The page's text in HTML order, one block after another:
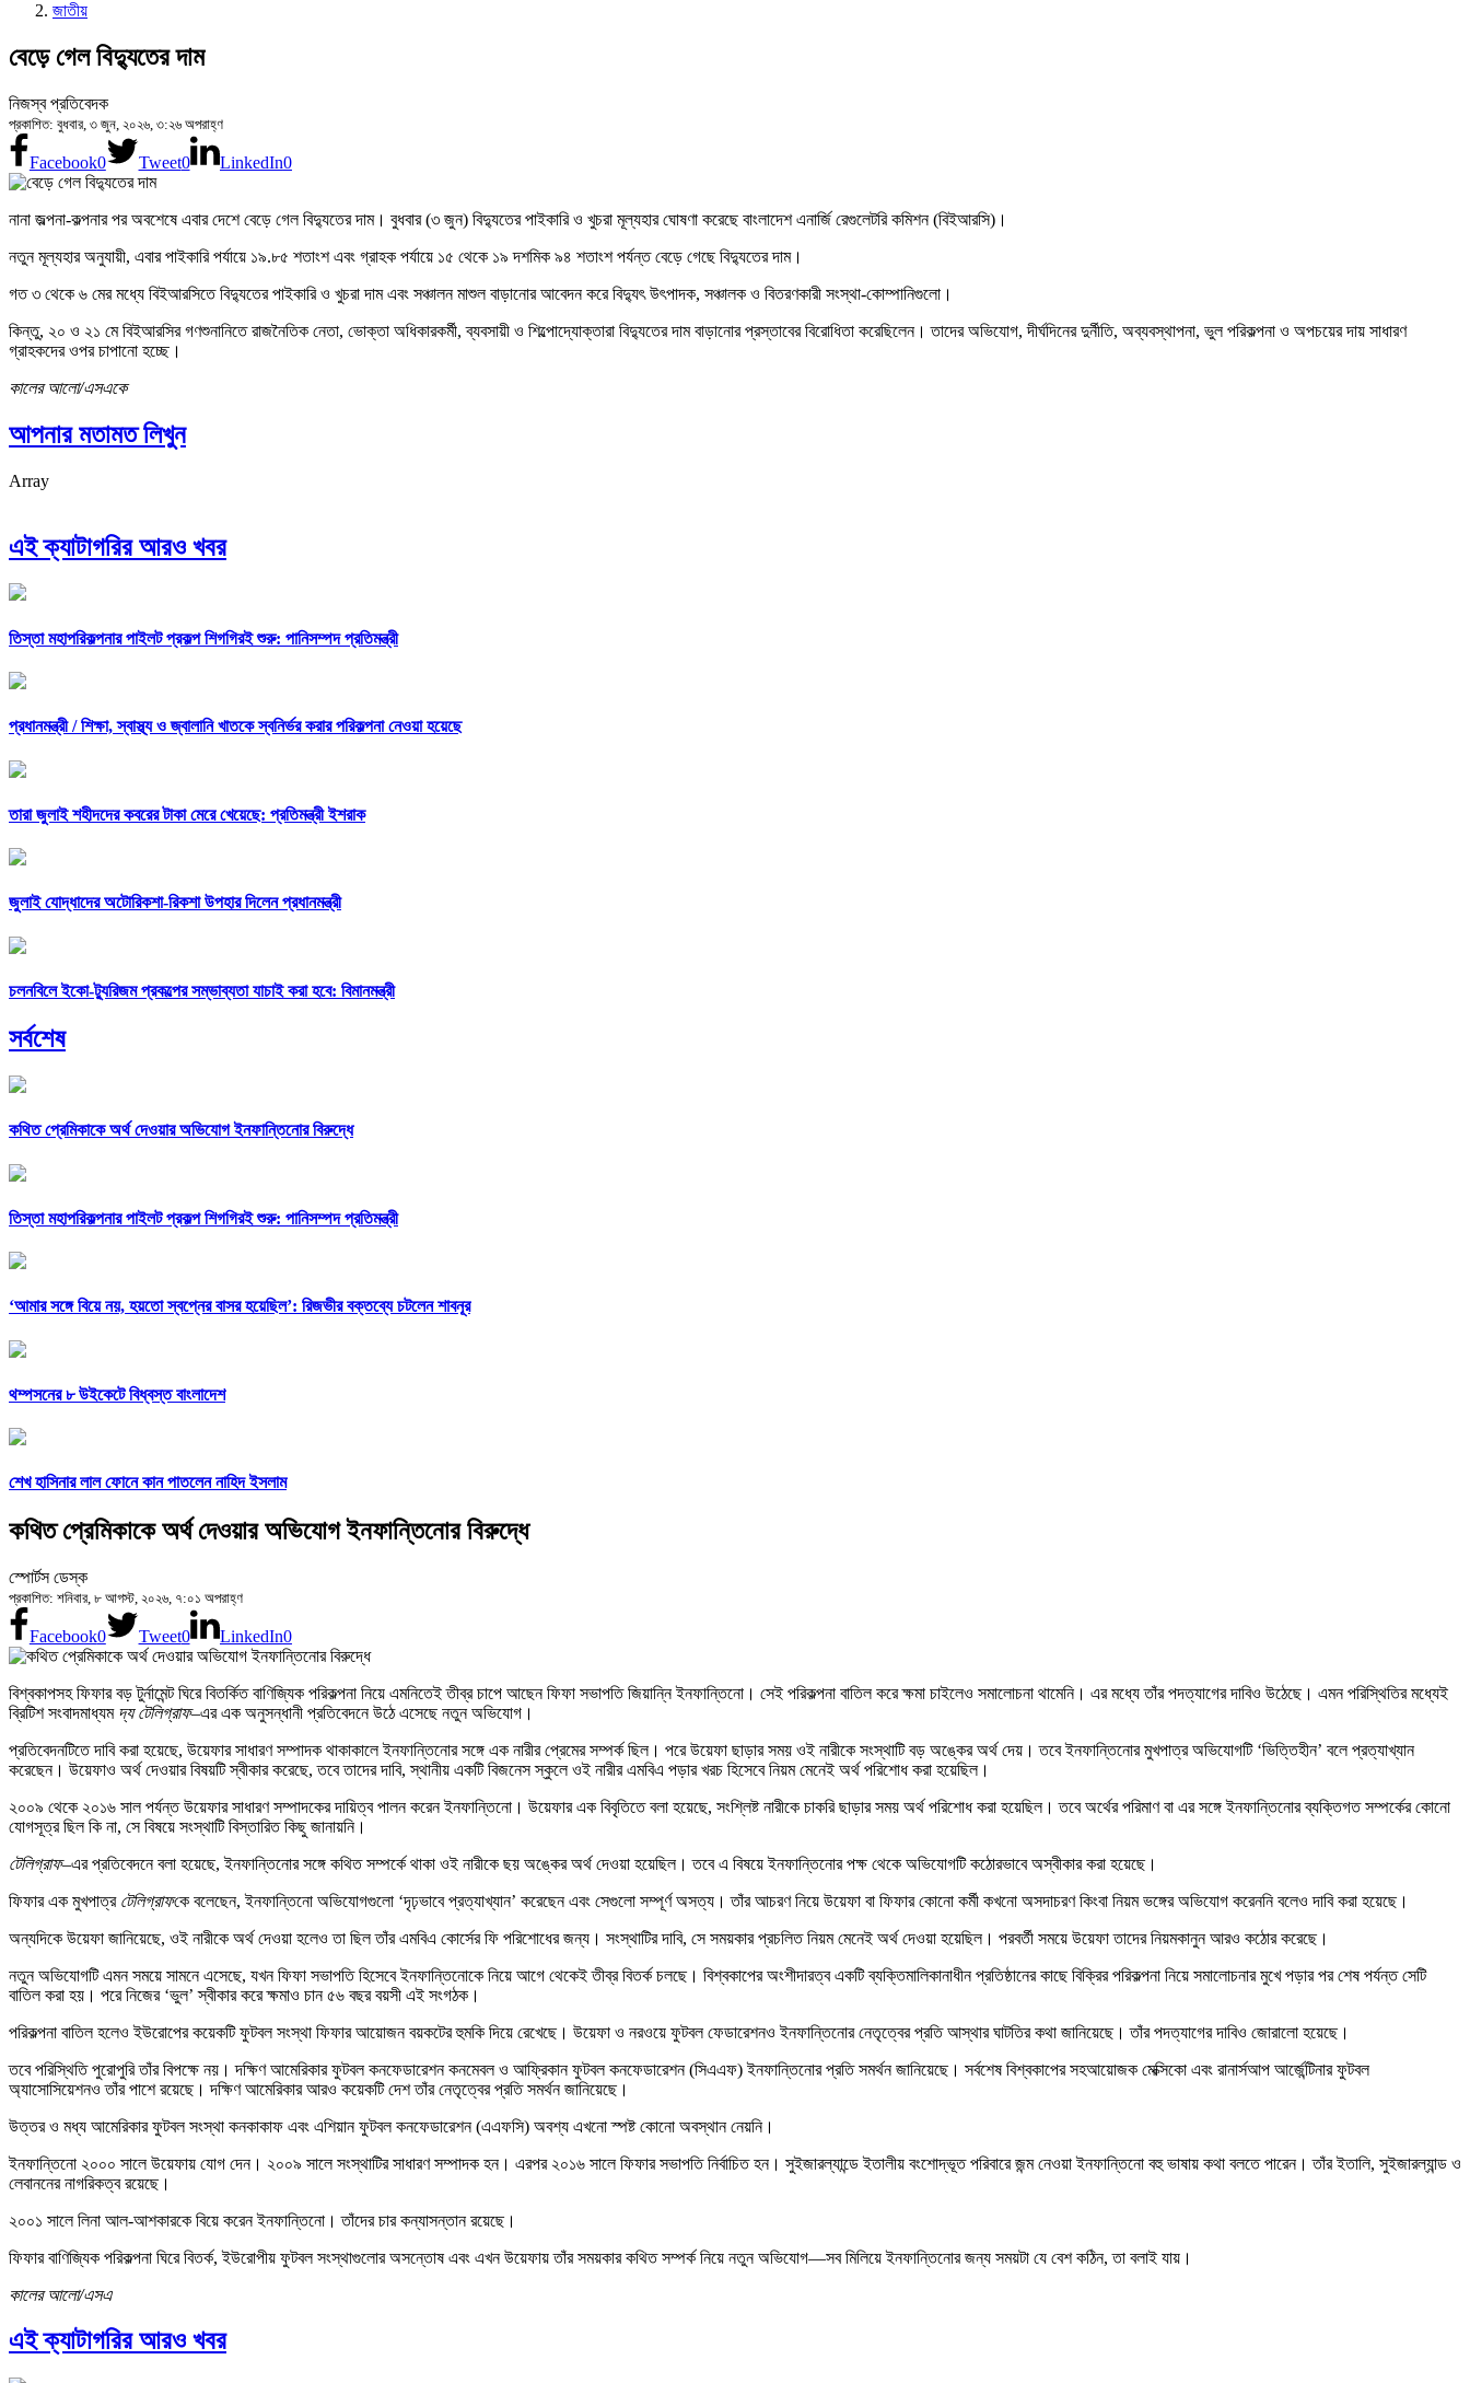
জাতীয়
বেড়ে গেল বিদ্যুতের দাম
নিজস্ব প্রতিবেদক
প্রকাশিত: বুধবার, ৩ জুন, ২০২৬, ৩:২৬ অপরাহ্ণ
Facebook0 Tweet0 LinkedIn0
নানা জল্পনা-কল্পনার পর অবশেষে এবার দেশে বেড়ে গেল বিদ্যুতের দাম। বুধবার (৩ জুন) বিদ্যুতের পাইকারি ও খুচরা মূল্যহার ঘোষণা করেছে বাংলাদেশ এনার্জি রেগুলেটরি কমিশন (বিইআরসি)।
নতুন মূল্যহার অনুযায়ী, এবার পাইকারি পর্যায়ে ১৯.৮৫ শতাংশ এবং গ্রাহক পর্যায়ে ১৫ থেকে ১৯ দশমিক ৯৪ শতাংশ পর্যন্ত বেড়ে গেছে বিদ্যুতের দাম।
গত ৩ থেকে ৬ মের মধ্যে বিইআরসিতে বিদ্যুতের পাইকারি ও খুচরা দাম এবং সঞ্চালন মাশুল বাড়ানোর আবেদন করে বিদ্যুৎ উৎপাদক, সঞ্চালক ও বিতরণকারী সংস্থা-কোম্পানিগুলো।
কিন্তু, ২০ ও ২১ মে বিইআরসির গণশুনানিতে রাজনৈতিক নেতা, ভোক্তা অধিকারকর্মী, ব্যবসায়ী ও শিল্পোদ্যোক্তারা বিদ্যুতের দাম বাড়ানোর প্রস্তাবের বিরোধিতা করেছিলেন। তাদের অভিযোগ, দীর্ঘদিনের দুর্নীতি, অব্যবস্থাপনা, ভুল পরিকল্পনা ও অপচয়ের দায় সাধারণ
গ্রাহকদের ওপর চাপানো হচ্ছে।
কালের আলো/এসএকে
আপনার মতামত লিখুন
Array
এই ক্যাটাগরির আরও খবর
তিস্তা মহাপরিকল্পনার পাইলট প্রকল্প শিগগিরই শুরু: পানিসম্পদ প্রতিমন্ত্রী
প্রধানমন্ত্রী /শিক্ষা, স্বাস্থ্য ও জ্বালানি খাতকে স্বনির্ভর করার পরিকল্পনা নেওয়া হয়েছে
তারা জুলাই শহীদদের কবরের টাকা মেরে খেয়েছে: প্রতিমন্ত্রী ইশরাক
জুলাই যোদ্ধাদের অটোরিকশা-রিকশা উপহার দিলেন প্রধানমন্ত্রী
চলনবিলে ইকো-ট্যুরিজম প্রকল্পের সম্ভাব্যতা যাচাই করা হবে: বিমানমন্ত্রী
সর্বশেষ
কথিত প্রেমিকাকে অর্থ দেওয়ার অভিযোগ ইনফান্তিনোর বিরুদ্ধে
তিস্তা মহাপরিকল্পনার পাইলট প্রকল্প শিগগিরই শুরু: পানিসম্পদ প্রতিমন্ত্রী
‘আমার সঙ্গে বিয়ে নয়, হয়তো স্বপ্নের বাসর হয়েছিল’: রিজভীর বক্তব্যে চটলেন শাবনূর
থম্পসনের ৮ উইকেটে বিধ্বস্ত বাংলাদেশ
শেখ হাসিনার লাল ফোনে কান পাতলেন নাহিদ ইসলাম
কথিত প্রেমিকাকে অর্থ দেওয়ার অভিযোগ ইনফান্তিনোর বিরুদ্ধে
স্পোর্টস ডেস্ক
প্রকাশিত: শনিবার, ৮ আগস্ট, ২০২৬, ৭:০১ অপরাহ্ণ
Facebook0 Tweet0 LinkedIn0
বিশ্বকাপসহ ফিফার বড় টুর্নামেন্ট ঘিরে বিতর্কিত বাণিজ্যিক পরিকল্পনা নিয়ে এমনিতেই তীব্র চাপে আছেন ফিফা সভাপতি জিয়ান্নি ইনফান্তিনো। সেই পরিকল্পনা বাতিল করে ক্ষমা চাইলেও সমালোচনা থামেনি। এর মধ্যে তাঁর পদত্যাগের দাবিও উঠেছে। এমন পরিস্থিতির মধ্যেই
ব্রিটিশ সংবাদমাধ্যম দ্য টেলিগ্রাফ–এর এক অনুসন্ধানী প্রতিবেদনে উঠে এসেছে নতুন অভিযোগ।
প্রতিবেদনটিতে দাবি করা হয়েছে, উয়েফার সাধারণ সম্পাদক থাকাকালে ইনফান্তিনোর সঙ্গে এক নারীর প্রেমের সম্পর্ক ছিল। পরে উয়েফা ছাড়ার সময় ওই নারীকে সংস্থাটি বড় অঙ্কের অর্থ দেয়। তবে ইনফান্তিনোর মুখপাত্র অভিযোগটি ‘ভিত্তিহীন’ বলে প্রত্যাখ্যান
করেছেন। উয়েফাও অর্থ দেওয়ার বিষয়টি স্বীকার করেছে, তবে তাদের দাবি, স্থানীয় একটি বিজনেস স্কুলে ওই নারীর এমবিএ পড়ার খরচ হিসেবে নিয়ম মেনেই অর্থ পরিশোধ করা হয়েছিল।
২০০৯ থেকে ২০১৬ সাল পর্যন্ত উয়েফার সাধারণ সম্পাদকের দায়িত্ব পালন করেন ইনফান্তিনো। উয়েফার এক বিবৃতিতে বলা হয়েছে, সংশ্লিষ্ট নারীকে চাকরি ছাড়ার সময় অর্থ পরিশোধ করা হয়েছিল। তবে অর্থের পরিমাণ বা এর সঙ্গে ইনফান্তিনোর ব্যক্তিগত সম্পর্কের কোনো
যোগসূত্র ছিল কি না, সে বিষয়ে সংস্থাটি বিস্তারিত কিছু জানায়নি।
টেলিগ্রাফ–এর প্রতিবেদনে বলা হয়েছে, ইনফান্তিনোর সঙ্গে কথিত সম্পর্কে থাকা ওই নারীকে ছয় অঙ্কের অর্থ দেওয়া হয়েছিল। তবে এ বিষয়ে ইনফান্তিনোর পক্ষ থেকে অভিযোগটি কঠোরভাবে অস্বীকার করা হয়েছে।
ফিফার এক মুখপাত্র টেলিগ্রাফকে বলেছেন, ইনফান্তিনো অভিযোগগুলো ‘দৃঢ়ভাবে প্রত্যাখ্যান’ করেছেন এবং সেগুলো সম্পূর্ণ অসত্য। তাঁর আচরণ নিয়ে উয়েফা বা ফিফার কোনো কর্মী কখনো অসদাচরণ কিংবা নিয়ম ভঙ্গের অভিযোগ করেননি বলেও দাবি করা হয়েছে।
অন্যদিকে উয়েফা জানিয়েছে, ওই নারীকে অর্থ দেওয়া হলেও তা ছিল তাঁর এমবিএ কোর্সের ফি পরিশোধের জন্য। সংস্থাটির দাবি, সে সময়কার প্রচলিত নিয়ম মেনেই অর্থ দেওয়া হয়েছিল। পরবর্তী সময়ে উয়েফা তাদের নিয়মকানুন আরও কঠোর করেছে।
নতুন অভিযোগটি এমন সময়ে সামনে এসেছে, যখন ফিফা সভাপতি হিসেবে ইনফান্তিনোকে নিয়ে আগে থেকেই তীব্র বিতর্ক চলছে। বিশ্বকাপের অংশীদারত্ব একটি ব্যক্তিমালিকানাধীন প্রতিষ্ঠানের কাছে বিক্রির পরিকল্পনা নিয়ে সমালোচনার মুখে পড়ার পর শেষ পর্যন্ত সেটি
বাতিল করা হয়। পরে নিজের ‘ভুল’ স্বীকার করে ক্ষমাও চান ৫৬ বছর বয়সী এই সংগঠক।
পরিকল্পনা বাতিল হলেও ইউরোপের কয়েকটি ফুটবল সংস্থা ফিফার আয়োজন বয়কটের হুমকি দিয়ে রেখেছে। উয়েফা ও নরওয়ে ফুটবল ফেডারেশনও ইনফান্তিনোর নেতৃত্বের প্রতি আস্থার ঘাটতির কথা জানিয়েছে। তাঁর পদত্যাগের দাবিও জোরালো হয়েছে।
তবে পরিস্থিতি পুরোপুরি তাঁর বিপক্ষে নয়। দক্ষিণ আমেরিকার ফুটবল কনফেডারেশন কনমেবল ও আফ্রিকান ফুটবল কনফেডারেশন (সিএএফ) ইনফান্তিনোর প্রতি সমর্থন জানিয়েছে। সর্বশেষ বিশ্বকাপের সহআয়োজক মেক্সিকো এবং রানার্সআপ আর্জেন্টিনার ফুটবল
অ্যাসোসিয়েশনও তাঁর পাশে রয়েছে। দক্ষিণ আমেরিকার আরও কয়েকটি দেশ তাঁর নেতৃত্বের প্রতি সমর্থন জানিয়েছে।
উত্তর ও মধ্য আমেরিকার ফুটবল সংস্থা কনকাকাফ এবং এশিয়ান ফুটবল কনফেডারেশন (এএফসি) অবশ্য এখনো স্পষ্ট কোনো অবস্থান নেয়নি।
ইনফান্তিনো ২০০০ সালে উয়েফায় যোগ দেন। ২০০৯ সালে সংস্থাটির সাধারণ সম্পাদক হন। এরপর ২০১৬ সালে ফিফার সভাপতি নির্বাচিত হন। সুইজারল্যান্ডে ইতালীয় বংশোদ্ভূত পরিবারে জন্ম নেওয়া ইনফান্তিনো বহু ভাষায় কথা বলতে পারেন। তাঁর ইতালি, সুইজারল্যান্ড ও
লেবাননের নাগরিকত্ব রয়েছে।
২০০১ সালে লিনা আল-আশকারকে বিয়ে করেন ইনফান্তিনো। তাঁদের চার কন্যাসন্তান রয়েছে।
ফিফার বাণিজ্যিক পরিকল্পনা ঘিরে বিতর্ক, ইউরোপীয় ফুটবল সংস্থাগুলোর অসন্তোষ এবং এখন উয়েফায় তাঁর সময়কার কথিত সম্পর্ক নিয়ে নতুন অভিযোগ—সব মিলিয়ে ইনফান্তিনোর জন্য সময়টা যে বেশ কঠিন, তা বলাই যায়।
কালের আলো/এসএ
এই ক্যাটাগরির আরও খবর